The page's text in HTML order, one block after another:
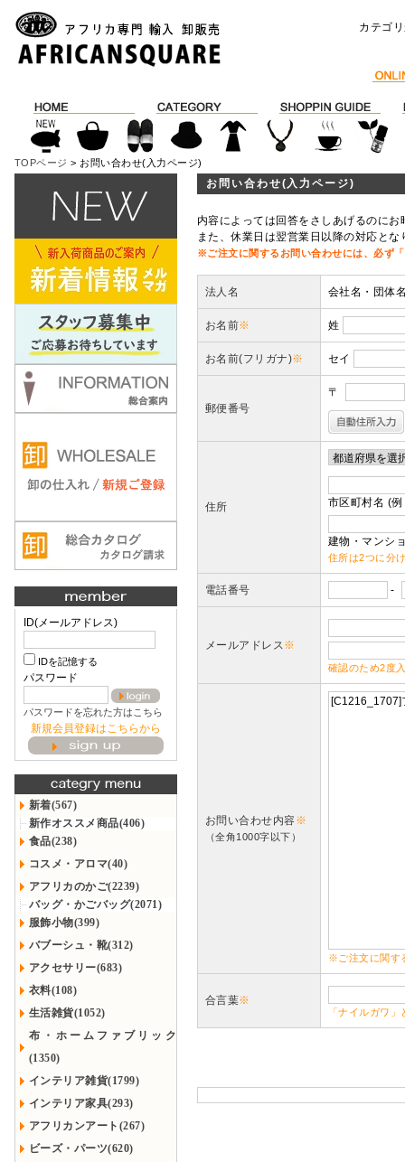
カテゴ
TOPページ > お問い合わせ(入力ページ)
ID(メールアドレス)
IDを記憶する
パスワード
パスワードを忘れた方はこちら
新規会員登録はこちらから
新着(567)
新作オススメ商品(406)
食品(238)
コスメ・アロマ(40)
アフリカのかご(2239)
バッグ・かごバッグ(2071)
服飾小物(399)
バブーシュ・靴(312)
アクセサリー(683)
衣料(108)
生活雑貨(1052)
布・ホームファブリック
(1350)
インテリア雑貨(1799)
インテリア家具(293)
アフリカンアート(267)
ビーズ・パーツ(620)
お問い合わせ(入力ページ)
内容によっては回答をさしあげるのに
また、休業日は翌営業日以降の対応と
※ご注文に関するお問い合わせには、必ず
法人名 会社名・団体
お名前※ 姓
お名前(フリガナ)※ セイ
郵便番号
〒
住所 市区町村名 (
建物・マンシ
住所は2つに分
電話番号 -
メールアドレス※
確認のため2度
お問い合わせ内容※
（全角1000字以下）
※ご注文に関す
合言葉※
「ナイルガワ